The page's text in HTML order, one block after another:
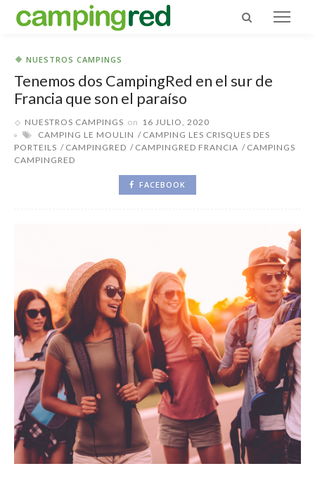
NUESTROS CAMPINGS
Tenemos dos CampingRed en el sur de
Francia que son el paraíso
NUESTROS CAMPINGS on 16 JULIO, 2020
CAMPING LE MOULIN
CAMPING LES CRISQUES DES
PORTEILS
CAMPINGRED CAMPINGRED FRANCIA
CAMPINGS
CAMPINGRED
FACEBOOK